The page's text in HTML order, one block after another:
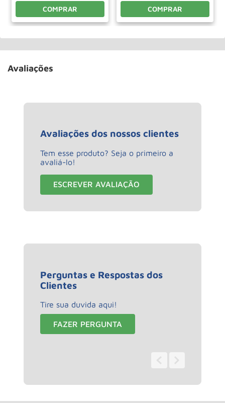
COMPRAR COMPRAR
Avaliações
Avaliações dos nossos clientes
Tem esse produto? Seja o primeiro a
avaliá-lo!
ESCREVER AVALIAÇÃO
Perguntas e Respostas dos
Clientes
Tire sua duvida aqui!
FAZER PERGUNTA